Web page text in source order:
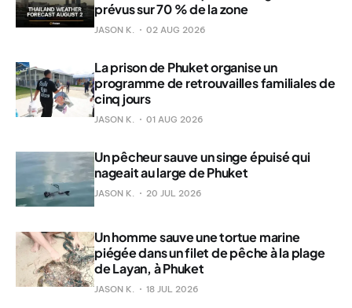
prévus sur 70 % de la zone
JASON K. 02 AUG 2026
La prison de Phuket organise un
programme de retrouvailles familiales de
cinq jours
JASON K. 01 AUG 2026
Un pêcheur sauve un singe épuisé qui
nageait au large de Phuket
JASON K. 20 JUL 2026
Un homme sauve une tortue marine
piégée dans un filet de pêche à la plage
de Layan, à Phuket
JASON K. 18 JUL 2026